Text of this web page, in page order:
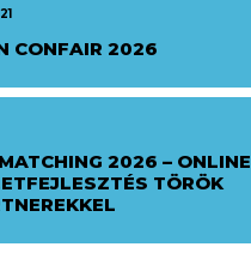
21
CONFAIR 2026
2026 – ONLINE
TÖRÖK